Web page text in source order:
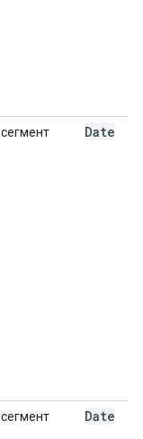
сегмент Date
сегмент Date